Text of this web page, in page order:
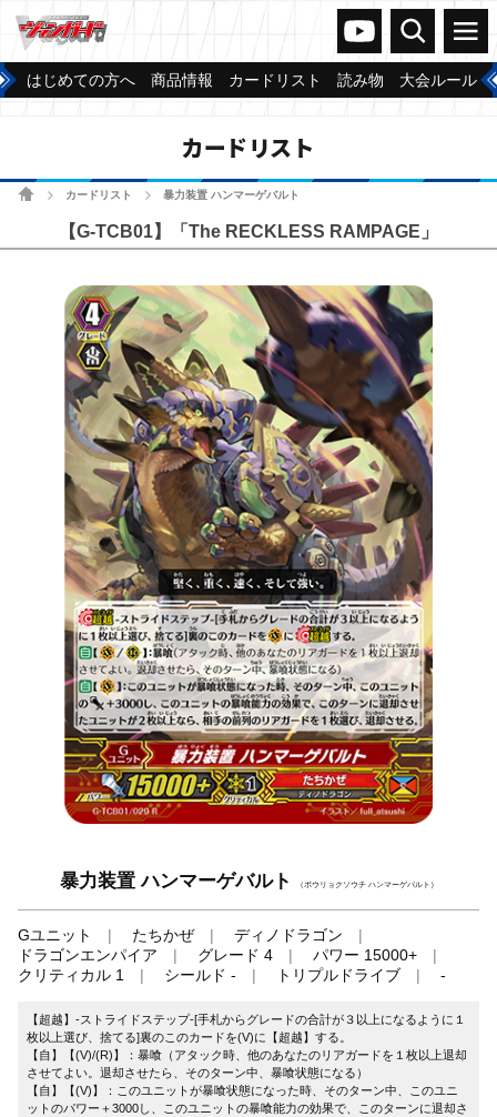
ヴァンガードch
検索 メニュー
はじめての方へ 商品情報 カードリスト 読み物 大会ルール
カードリスト
ホームカードリスト 暴力装置 ハンマーゲバルト
【G-TCB01】「The RECKLESS RAMPAGE」
暴力装置 ハンマーゲバルト （ボウリョクソウチ ハンマーゲバルト）
Gユニット たちかぜ
ディノドラゴン
ドラゴンエンパイア
グレード 4
パワー 15000+
クリティカル 1
シールド - トリプルドライブ -
【超越】-ストライドステップ-[手札からグレードの合計が３以上になるように１
枚以上選び、捨てる]裏のこのカードを(V)に【超越】する。
【自】【(V)/(R)】：暴喰（アタック時、他のあなたのリアガードを１枚以上退却
させてよい。退却させたら、そのターン中、暴喰状態になる）
【自】【(V)】：このユニットが暴喰状態になった時、そのターン中、このユニ
ットのパワー＋3000し、このユニットの暴喰能力の効果で、このターンに退却さ